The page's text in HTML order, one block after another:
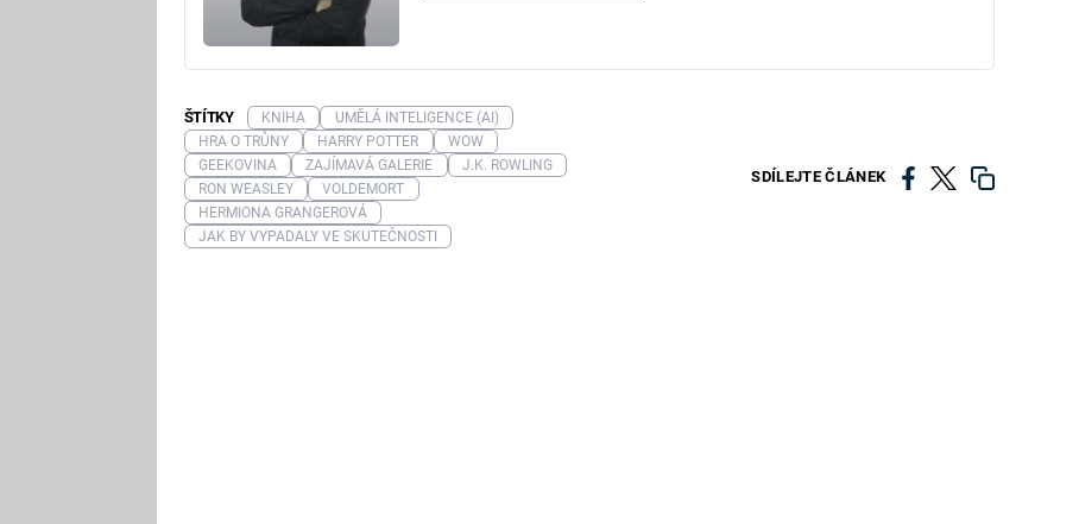
SDÍLEJTE ČLÁNEK
ŠTÍTKY KNIHA
UMĚLÁ INTELIGENCE (AI)
HRA O TRŮNY
HARRY POTTER
WOW
GEEKOVINA
ZAJÍMAVÁ GALERIE
J.K. ROWLING
RON WEASLEY
VOLDEMORT
HERMIONA GRANGEROVÁ
JAK BY VYPADALY VE SKUTEČNOSTI